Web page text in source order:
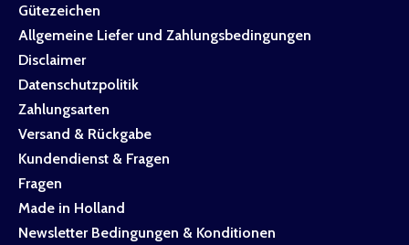
Gütezeichen
Allgemeine Liefer und Zahlungsbedingungen
Disclaimer
Datenschutzpolitik
Zahlungsarten
Versand & Rückgabe
Kundendienst & Fragen
Fragen
Made in Holland
Newsletter Bedingungen & Konditionen